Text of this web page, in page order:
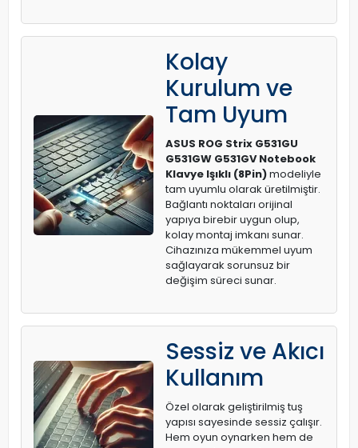
Kolay
Kurulum ve
Tam Uyum
ASUS ROG Strix G531GU
G531GW G531GV Notebook
Klavye Işıklı (8Pin)modeliyle
tam uyumlu olarak üretilmiştir.
Bağlantı noktaları orijinal
yapıya birebir uygun olup,
kolay montaj imkanı sunar.
Cihazınıza mükemmel uyum
sağlayarak sorunsuz bir
değişim süreci sunar.
Sessiz ve Akıcı
Kullanım
Özel olarak geliştirilmiş tuş
yapısı sayesinde sessiz çalışır.
Hem oyun oynarken hem de